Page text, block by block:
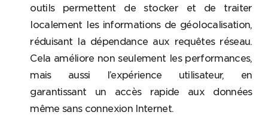
outils permettent de stocker et de traiter
localement les informations de géolocalisation,
réduisant la dépendance aux requêtes réseau.
Cela améliore non seulement les performances,
mais aussi l’expérience utilisateur, en
garantissant un accès rapide aux données
même sans connexion Internet.